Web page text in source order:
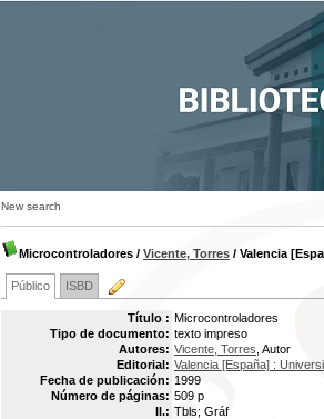
New search
Microcontroladores / Vicente, Torres / Valencia
Público ISBD
Título : Microcontroladores
Tipo de documento: texto impreso
Autores: Vicente, Torres , Autor
Editorial: Valencia [España] :
Fecha de publicación: 1999
Número de páginas: 509 p
Il.: Tbls; Gráf